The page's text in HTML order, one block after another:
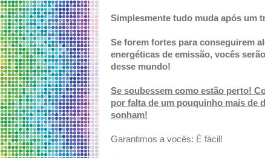
Simplesmente tudo muda após um
Se forem fortes para conseguirem
energéticas de emissão, vocês
desse mundo!
Se soubessem como estão perto!
por falta de um pouquinho mais de
sonham!
Garantimos a vocês: É fácil!